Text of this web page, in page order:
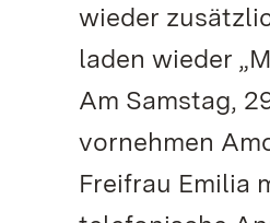
wieder
laden wieder
Am Samstag,
vornehmen
Freifrau Emilia